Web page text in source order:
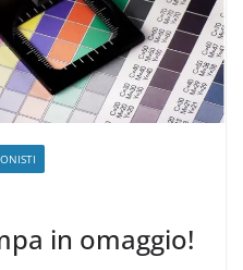
in omaggio!